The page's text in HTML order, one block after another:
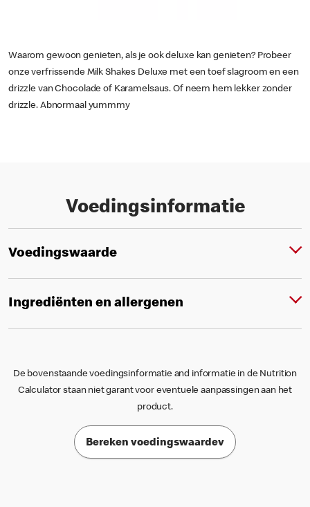
Waarom gewoon genieten, als je ook deluxe kan genieten? Probeer
onze verfrissende Milk Shakes Deluxe met een toef slagroom en een
drizzle van Chocolade of Karamelsaus. Of neem hem lekker zonder
drizzle. Abnormaal yummmy
Voedingsinformatie
Voedingswaarde
Ingrediënten en allergenen
De bovenstaande voedingsinformatie and informatie in de Nutrition
Calculator staan niet garant voor eventuele aanpassingen aan het
product.
Bereken voedingswaardev